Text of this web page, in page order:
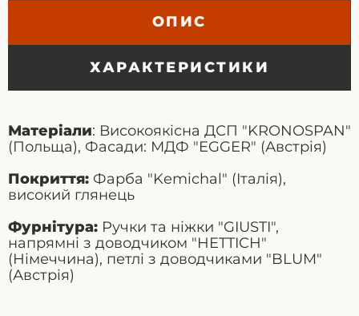
ОПИС
ХАРАКТЕРИСТИКИ
Матерiали: Високоякiсна ДСП "KRONOSPAN"
(Польща), Фасади: МДФ "EGGER" (Австрiя)
Покриття: Фарба "Kemichal" (Iталiя),
високий глянець
Фурнiтура: Ручки та нiжки "GIUSTI",
напрямнi з доводчиком "HETTICH"
(Нiмеччина), петлi з доводчиками "BLUM"
(Австрiя)